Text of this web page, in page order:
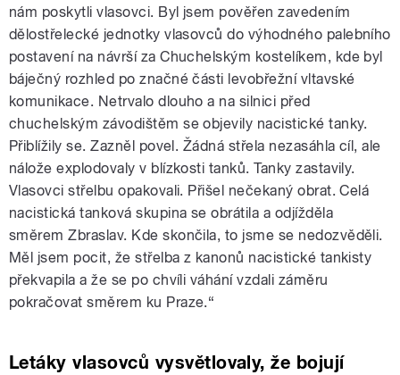
nám poskytli vlasovci. Byl jsem pověřen zavedením
dělostřelecké jednotky vlasovců do výhodného palebního
postavení na návrší za Chuchelským kostelíkem, kde byl
báječný rozhled po značné části levobřežní vltavské
komunikace. Netrvalo dlouho a na silnici před
chuchelským závodištěm se objevily nacistické tanky.
Přiblížily se. Zazněl povel. Žádná střela nezasáhla cíl, ale
nálože explodovaly v blízkosti tanků. Tanky zastavily.
Vlasovci střelbu opakovali. Přišel nečekaný obrat. Celá
nacistická tanková skupina se obrátila a odjížděla
směrem Zbraslav. Kde skončila, to jsme se nedozvěděli.
Měl jsem pocit, že střelba z kanonů nacistické tankisty
překvapila a že se po chvíli váhání vzdali záměru
pokračovat směrem ku Praze.“
Letáky vlasovců vysvětlovaly, že bojují